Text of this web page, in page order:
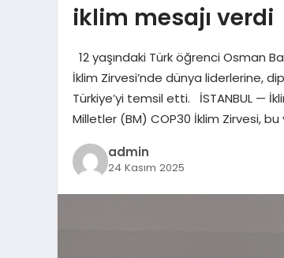
iklim mesajı verdi
12 yaşındaki Türk öğrenci Osman
İklim Zirvesi’nde dünya liderlerine,
Türkiye’yi temsil etti. İSTANBUL —
Milletler (BM) COP30 İklim Zirvesi, bu
admin
24 Kasım 2025